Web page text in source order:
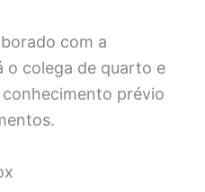
com a
o colega de quarto e
prévio